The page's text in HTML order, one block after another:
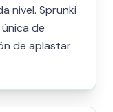
nivel. Sprunki
de
de aplastar